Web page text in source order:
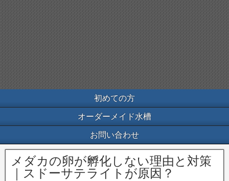
初めての方
オーダーメイド水槽
お問い合わせ
メダカの卵が孵化しない理由と対策
｜スドーサテライトが原因？